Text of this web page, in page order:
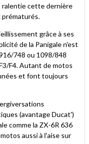
ralentie cette dernière
prématurés.
grâce à ses
de la Panigale n'est
748 ou 1098/848
F4. Autant de motos
et font toujours
(avantage Ducat')
comme la ZX-6R 636
aussi à l'aise sur